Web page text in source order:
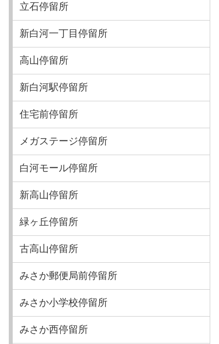
立石停留所
新白河一丁目停留所
高山停留所
新白河駅停留所
住宅前停留所
メガステージ停留所
白河モール停留所
新高山停留所
緑ヶ丘停留所
古高山停留所
みさか郵便局前停留所
みさか小学校停留所
みさか西停留所